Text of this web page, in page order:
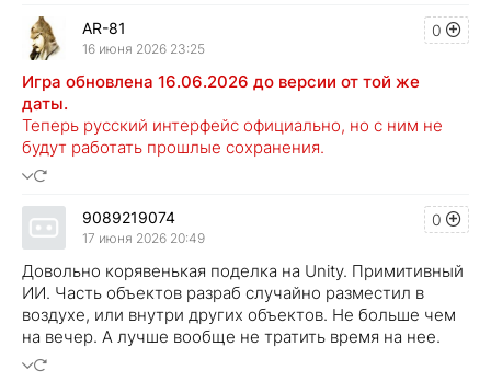
0
AR-81
16 июня 2026 23:25
Игра обновлена 16.06.2026 до версии от той же
даты.
Теперь русский интерфейс официально, но с ним не
будут работать прошлые сохранения.
0
9089219074
17 июня 2026 20:49
Довольно корявенькая поделка на Unity. Примитивный
ИИ. Часть объектов разраб случайно разместил в
воздухе, или внутри других объектов. Не больше чем
на вечер. А лучше вообще не тратить время на нее.